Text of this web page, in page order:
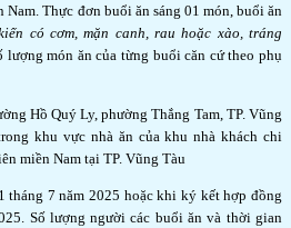
Thực đơn buổi ăn sáng 01 món, buổi ăn
có cơm, mặn canh, rau hoặc xào, tráng
lượng món ăn của từng buổi căn cứ theo phụ
Hồ Quý Ly, phường Thắng Tam, TP. Vũng
khu vực nhà ăn của khu nhà khách chi
miền Nam tại TP. Vũng Tàu
7 năm 2025 hoặc khi ký kết hợp đồng
Số lượng người các buổi ăn và thời gian